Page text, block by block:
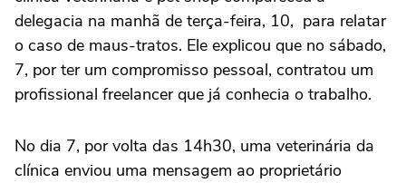
delegacia na manhã de terça-feira, 10, para relatar
o caso de maus-tratos. Ele explicou que no sábado,
7, por ter um compromisso pessoal, contratou um
profissional freelancer que já conhecia o trabalho.
No dia 7, por volta das 14h30, uma veterinária da
clínica enviou uma mensagem ao proprietário